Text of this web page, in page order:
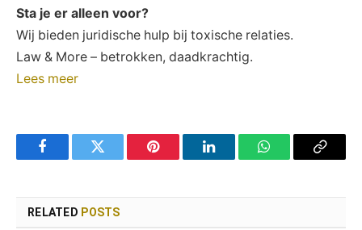
Sta je er alleen voor?
Wij bieden juridische hulp bij toxische relaties.
Law & More – betrokken, daadkrachtig.
Lees meer
FacebookTwitter Pinterest LinkedInWhatsAppCopy
RELATED POSTS